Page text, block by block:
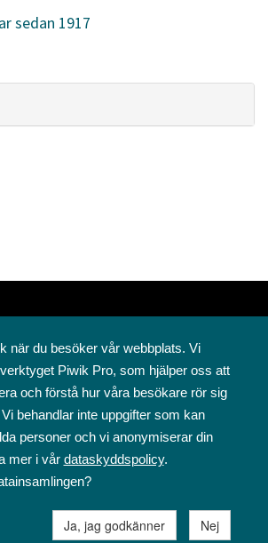
sedan 1917
folkskolans vänner rf
Annegatan 12
00120 Helsingfors
09 6844 570
sfv@sfv.fi
när du besöker vår webbplats. Vi
Piwik Pro, som hjälper oss att
och förstå hur våra besökare rör sig
behandlar inte uppgifter som kan
personer och vi anonymiserar din
mer i vår dataskyddspolicy.
Ja, jag godkänner Nej